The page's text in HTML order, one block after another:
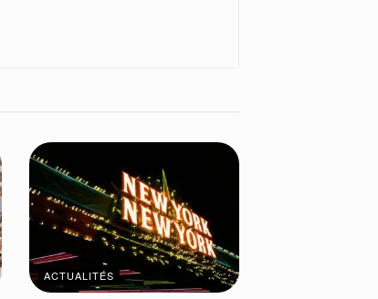
ACTUALITÉS